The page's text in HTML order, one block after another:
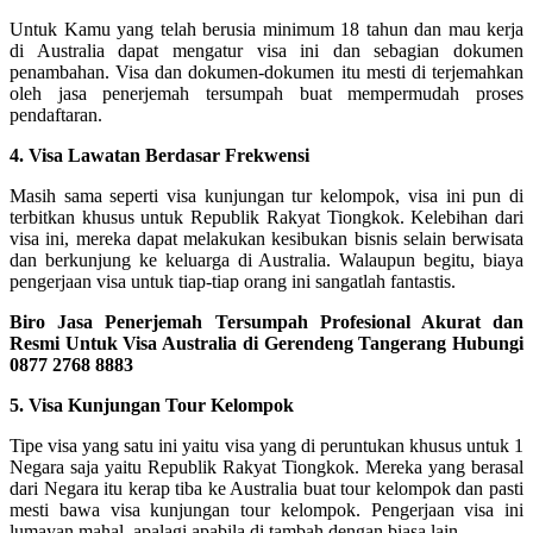
Untuk Kamu yang telah berusia minimum 18 tahun dan mau kerja
di Australia dapat mengatur visa ini dan sebagian dokumen
penambahan. Visa dan dokumen-dokumen itu mesti di terjemahkan
oleh jasa penerjemah tersumpah buat mempermudah proses
pendaftaran.
4. Visa Lawatan Berdasar Frekwensi
Masih sama seperti visa kunjungan tur kelompok, visa ini pun di
terbitkan khusus untuk Republik Rakyat Tiongkok. Kelebihan dari
visa ini, mereka dapat melakukan kesibukan bisnis selain berwisata
dan berkunjung ke keluarga di Australia. Walaupun begitu, biaya
pengerjaan visa untuk tiap-tiap orang ini sangatlah fantastis.
Biro Jasa Penerjemah Tersumpah Profesional Akurat dan
Resmi Untuk Visa Australia di Gerendeng Tangerang Hubungi
0877 2768 8883
5. Visa Kunjungan Tour Kelompok
Tipe visa yang satu ini yaitu visa yang di peruntukan khusus untuk 1
Negara saja yaitu Republik Rakyat Tiongkok. Mereka yang berasal
dari Negara itu kerap tiba ke Australia buat tour kelompok dan pasti
mesti bawa visa kunjungan tour kelompok. Pengerjaan visa ini